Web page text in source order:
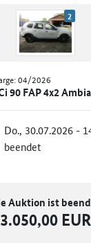
2
04/2026
90 FAP 4x2
Do., 30.07.2026 -
beendet
Auktion ist
3.050,00 EUR